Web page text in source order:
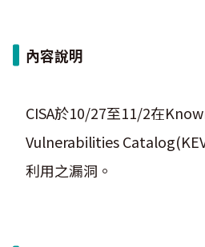
內容說明
CISA於10/27至11/2在
Vulnerabilities
利用之漏洞。